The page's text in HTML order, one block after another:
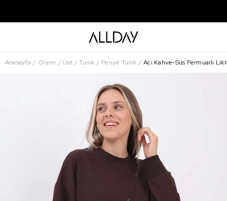
Anasayfa Giyim Üst Tunik Penye Tunik Acı Kahve-Süs Fermuarlı